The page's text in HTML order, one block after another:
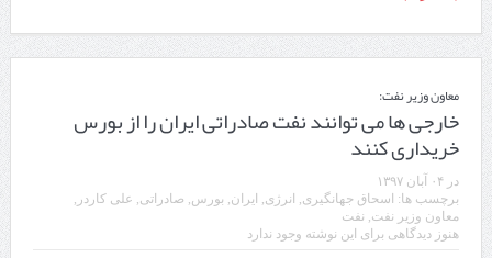
معاون وزیر نفت:
خارجی ها می توانند نفت صادراتی ایران را از بورس
خریداری کنند
در ۰۴ آبان ۱۳۹۷
برچسب ها: اسحاق جهانگیری, انرژی, ایران, بورس, صادراتی, علی کاردر ,
معاون وزیر نفت, نفت
هنوز دیدگاهی برای این نوشته وجود ندارد